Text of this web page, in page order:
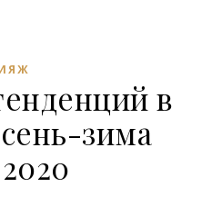
в
зима